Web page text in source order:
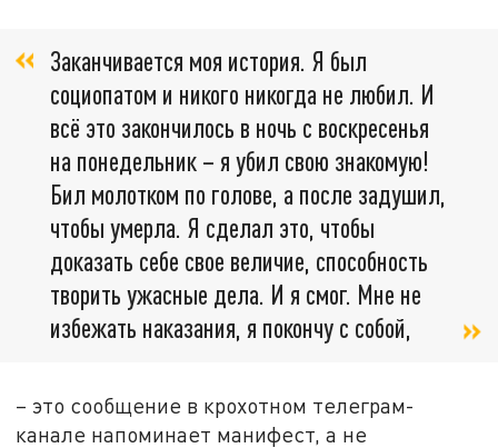
Заканчивается моя история. Я был
социопатом и никого никогда не любил. И
всё это закончилось в ночь с воскресенья
на понедельник – я убил свою знакомую!
Бил молотком по голове, а после задушил,
чтобы умерла. Я сделал это, чтобы
доказать себе свое величие, способность
творить ужасные дела. И я смог. Мне не
избежать наказания, я покончу с собой,
– это сообщение в крохотном телеграм-
канале напоминает манифест, а не